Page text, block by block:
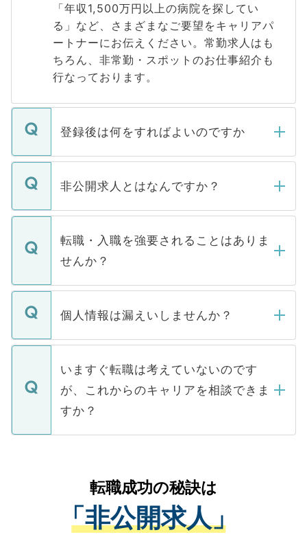
「年収1,500万円以上の病院を探してい
る」など、さまざまなご要望をキャリアパ
ートナーにお伝えください。常勤求人はも
ちろん、非常勤・スポットのお仕事紹介も
行なっております。
登録後は何をすればよいのですか
ご登録いただきましたら、弊社担当者がご
登録内容を確認し、その後メールもしくは
ます。通常、5営業日以内にはご連絡をせて
いただきますので、しばらくお待ちくださ
非公開求人とはなんですか？
マイナビDOCTORで取り扱っている求人の
うち約3割は、Webサイトからご覧いただ
けない「非公開求人」です。非公開求人は
下記の理由によって、一般には公開してい
ません。
■応募殺到を避けるため 人気のある医療機
関を公にしてしまうと、応募が殺到する場
に、医療機関が求める条件に合った人材の
みを人材紹介会社に依頼するケースが増え
ています。
転職・入職を強要されることはありま
せんか？
転職・入職を強要することは一切ありませ
ん。また、仮に応募先から内定をいただい
定を承諾する必要はありません。内定先へ
の辞退の連絡はキャリアパートナーが行い
個人情報は漏えいしませんか？
個人情報が漏えいすることはありませんの
で、ご安心ください。当サイトからの登録
などで収集したご登録者様の個人情報は、
ご本人のキャリアアップおよび転職活動の
支援を目的に使用いたします。お預かりし
ているすべての個人データはご本人の許可
は、個人情報の取り扱いについての厳密な
管理基準を満たした事業者のみに付与され
る、プライバシーマークを取得済みです。
いますぐ転職は考えていないのです
が、これからのキャリアを相談できま
すか？
かがいして、現在の医療機関の状況や紹介
経験をまじえながら、適切なアドバイスを
させていただきます。すぐにご転職をされ
ない方には、長期的なサポートが可能です
転職成功の秘訣は
「非公開求人」